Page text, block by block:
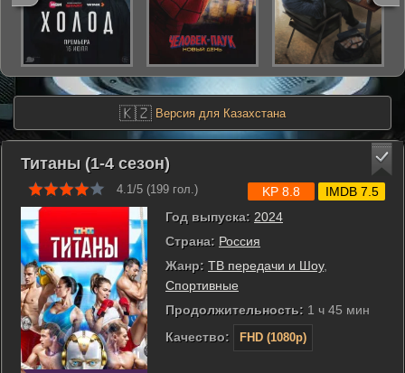
🇰🇿 Версия для Казахстана
Титаны (1-4 сезон)
4.1/5 (199 гол.)
Год выпуска: 2024
Страна: Россия
Жанр: ТВ передачи и Шоу,
Спортивные
Продолжительность: 1 ч 45 мин
Качество:
FHD (1080p)
KP 8.8 IMDB 7.5